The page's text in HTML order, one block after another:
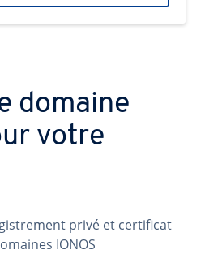
domaine
votre
privé et certificat
IONOS